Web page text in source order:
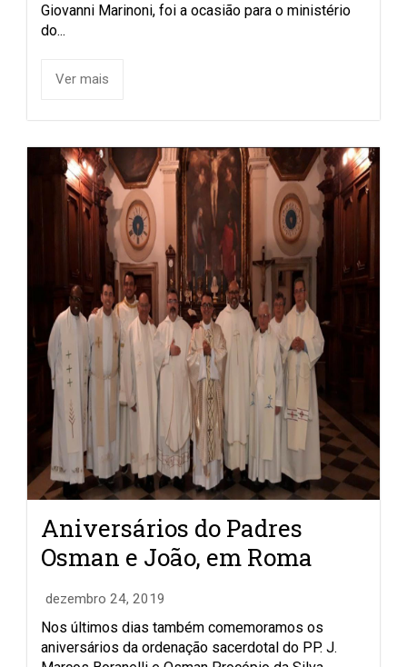
Giovanni Marinoni, foi a ocasião para o ministério
do...
Ver mais
Aniversários do Padres
Osman e João, em Roma
dezembro 24, 2019
Nos últimos dias também comemoramos os
aniversários da ordenação sacerdotal do PP. J.